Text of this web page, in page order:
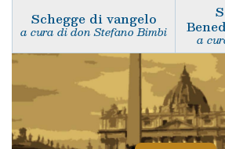
Schegge di vangelo
a cura di don Stefano Bimbi a